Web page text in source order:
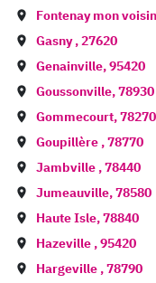
Fontenay mon voisin
Gasny,27620
Genainville,95420
Goussonville,78930
Gommecourt,78270
Goupillère ,78770
Jambville ,78440
Jumeauville,78580
Haute Isle,78840
Hazeville ,95420
Hargeville ,78790